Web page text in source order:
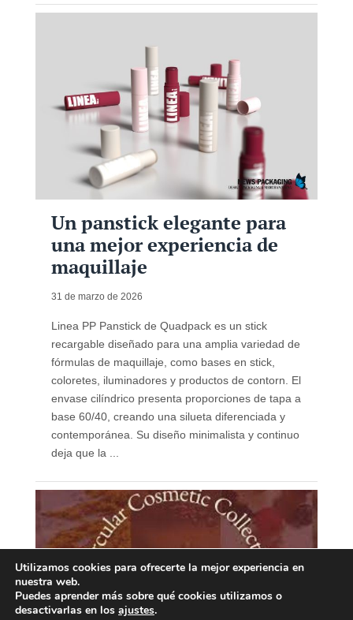
Un panstick elegante para
una mejor experiencia de
maquillaje
31 de marzo de 2026
Linea PP Panstick de Quadpack es un stick
recargable diseñado para una amplia variedad de
fórmulas de maquillaje, como bases en stick,
coloretes, iluminadores y productos de contorn. El
envase cilíndrico presenta proporciones de tapa a
base 60/40, creando una silueta diferenciada y
contemporánea. Su diseño minimalista y continuo
deja que la ...
Utilizamos cookies para ofrecerte la mejor experiencia en
nuestra web.
Puedes aprender más sobre qué cookies utilizamos o
desactivarlas en los ajustes.